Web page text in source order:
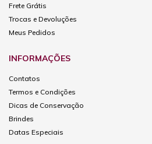
Frete Grátis
Trocas e Devoluções
Meus Pedidos
INFORMAÇÕES
Contatos
Termos e Condições
Dicas de Conservação
Brindes
Datas Especiais